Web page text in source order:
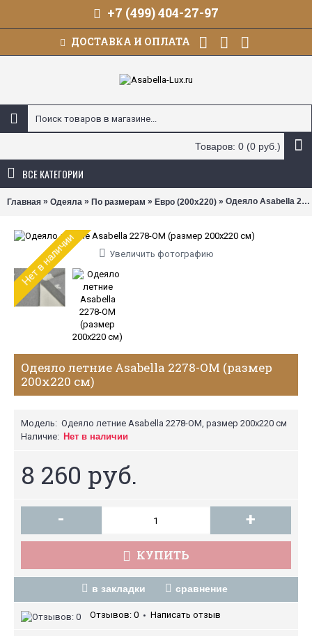
+7 (499) 404-27-97
ДОСТАВКА И ОПЛАТА
Товаров: 0 (0 руб.)
ВСЕ КАТЕГОРИИ
Главная » Одеяла » По размерам » Евро (200х220) » Одеяло Asabella 2278-OM (размер 200х220 см)
Нет в наличии Увеличить фотографию
Одеяло летние Asabella 2278-OM (размер
200х220 см)
Модель: Одеяло летние Asabella 2278-OM, размер 200х220 см
Наличие: Нет в наличии
8 260 руб.
- +
КУПИТЬ
в закладки сравнение
Отзывов: 0 • Написать отзыв